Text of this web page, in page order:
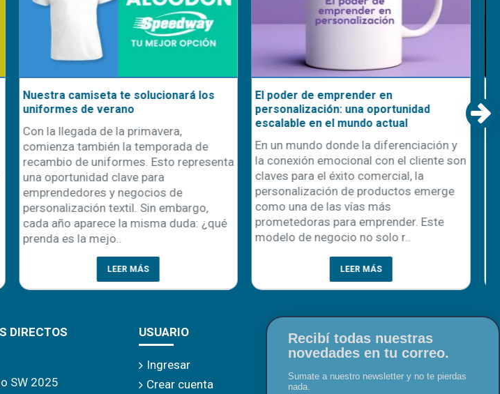
El poder de emprender en
personalización: una oportunidad
En un mundo donde la diferenciación y
la conexión emocional con el cliente son
claves para el éxito comercial, la
personalización de productos emerge
como una de las vías más
prometedoras para emprender. Este
modelo de negocio no solo r..
LEER MÁS
Nuevo Sistema de Impresión DTF
OtterPro
¡Llegó la nueva línea de impresión DTF
OtterPro! ¡No te la podés perder! Se
trata de una gama de productos
altamente innovadores diseñada para
aprovechar al máximo las posibilidades
de impresión directa sobre film. En
Disershop, podrás encontrar todo..
LEER MÁS
DIRECTOS
SW 2025
USUARIO
Ingresar
Crear cuenta
Recibí todas nuestras
novedades en tu correo.
Sumate a nuestro newsletter y no te pierdas
nada.